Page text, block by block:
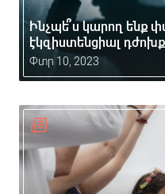
Ինչպե՞ս կարող ենք
էկզիստենցիալ
Փտր 10, 2023